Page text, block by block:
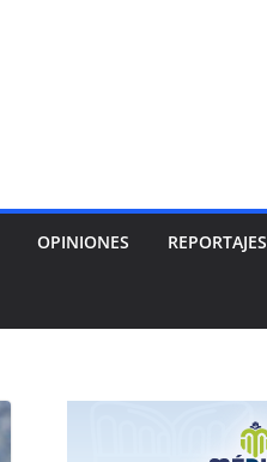
OPINIONES REPORTAJES